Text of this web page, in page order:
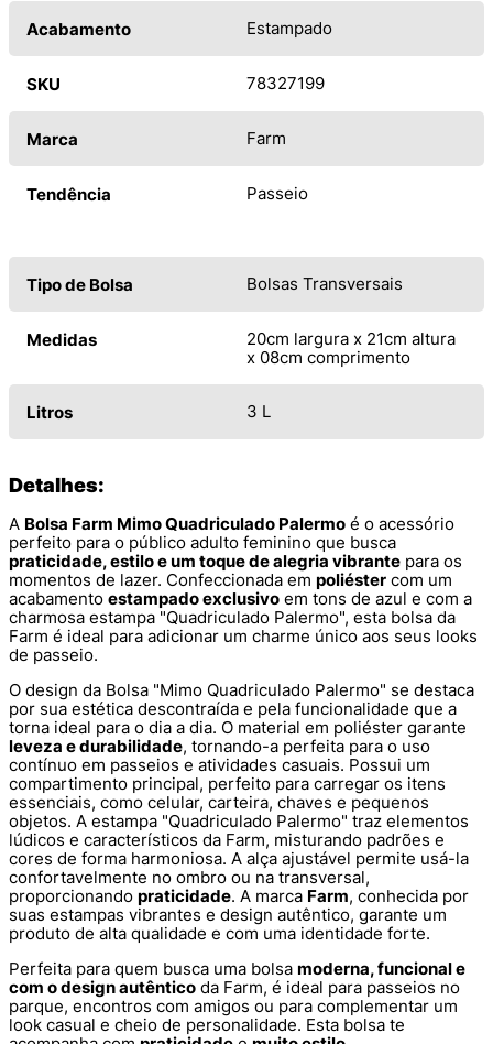
Acabamento Estampado
SKU 78327199
Marca Farm
Tendência Passeio
Tipo de Bolsa Bolsas Transversais
Medidas
20cm largura x 21cm altura
x 08cm comprimento
Litros 3 L
Detalhes:
A Bolsa Farm Mimo Quadriculado Palermo é o acessório
perfeito para o público adulto feminino que busca
praticidade, estilo e um toque de alegria vibrante para os
momentos de lazer. Confeccionada em poliéster com um
acabamento estampado exclusivo em tons de azul e com a
charmosa estampa "Quadriculado Palermo", esta bolsa da
Farm é ideal para adicionar um charme único aos seus looks
de passeio.
O design da Bolsa "Mimo Quadriculado Palermo" se destaca
por sua estética descontraída e pela funcionalidade que a
torna ideal para o dia a dia. O material em poliéster garante
leveza e durabilidade, tornando-a perfeita para o uso
contínuo em passeios e atividades casuais. Possui um
compartimento principal, perfeito para carregar os itens
essenciais, como celular, carteira, chaves e pequenos
objetos. A estampa "Quadriculado Palermo" traz elementos
lúdicos e característicos da Farm, misturando padrões e
cores de forma harmoniosa. A alça ajustável permite usá-la
confortavelmente no ombro ou na transversal,
proporcionando praticidade. A marca Farm, conhecida por
suas estampas vibrantes e design autêntico, garante um
produto de alta qualidade e com uma identidade forte.
Perfeita para quem busca uma bolsa moderna, funcional e
com o design autêntico da Farm, é ideal para passeios no
parque, encontros com amigos ou para complementar um
look casual e cheio de personalidade. Esta bolsa te